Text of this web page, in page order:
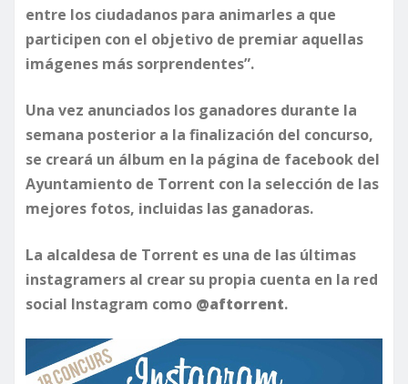
entre los ciudadanos para animarles a que
participen con el objetivo de premiar aquellas
imágenes más sorprendentes”.
Una vez anunciados los ganadores durante la
semana posterior a la finalización del concurso,
se creará un álbum en la página de facebook del
Ayuntamiento de Torrent con la selección de las
mejores fotos, incluidas las ganadoras.
La alcaldesa de Torrent es una de las últimas
instagramers al crear su propia cuenta en la red
social Instagram como @aftorrent.